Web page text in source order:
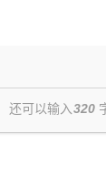
还可以输入320